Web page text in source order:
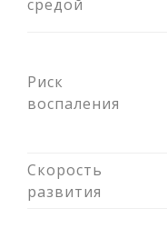
средой
Риск
воспаления
Скорость
развития